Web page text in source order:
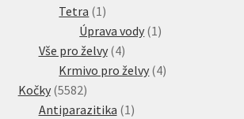
Tetra 1 1
produkt
Úprava vody 1 1
Vše pro želvy 44
produkty
Krmivo pro želvy 44
Kočky 55825582
produktů
Antiparazitika 1 1